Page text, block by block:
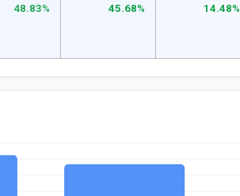
14.48%
45.68%
48.83%